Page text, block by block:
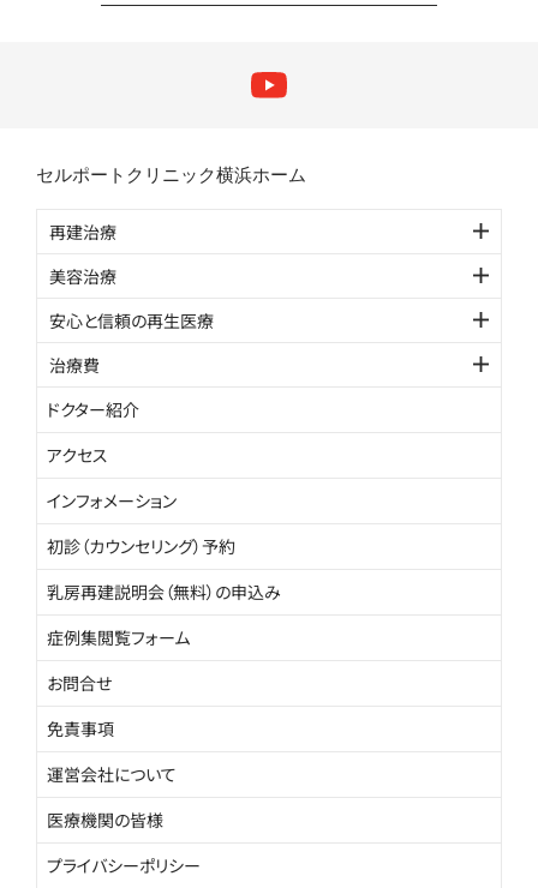
セルポートクリニック横浜ホーム
再建治療
美容治療
安心と信頼の再生医療
治療費
ドクター紹介
アクセス
インフォメーション
初診（カウンセリング）予約
乳房再建説明会（無料）の申込み
症例集閲覧フォーム
お問合せ
免責事項
運営会社について
医療機関の皆様
プライバシーポリシー